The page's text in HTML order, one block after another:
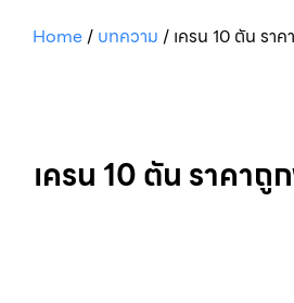
Home/ บทความ / เครน 10 ตัน รา
เครน 10 ตัน ราคา